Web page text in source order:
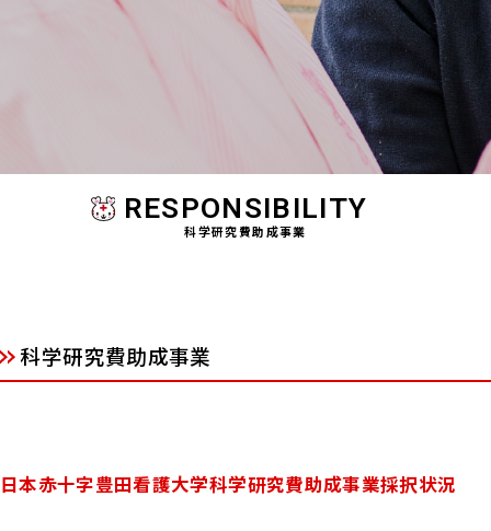
RESPONSIBILITY
科学研究費助成事業
科学研究費助成事業
日本赤十字豊田看護大学科学研究費助成事業採択状況